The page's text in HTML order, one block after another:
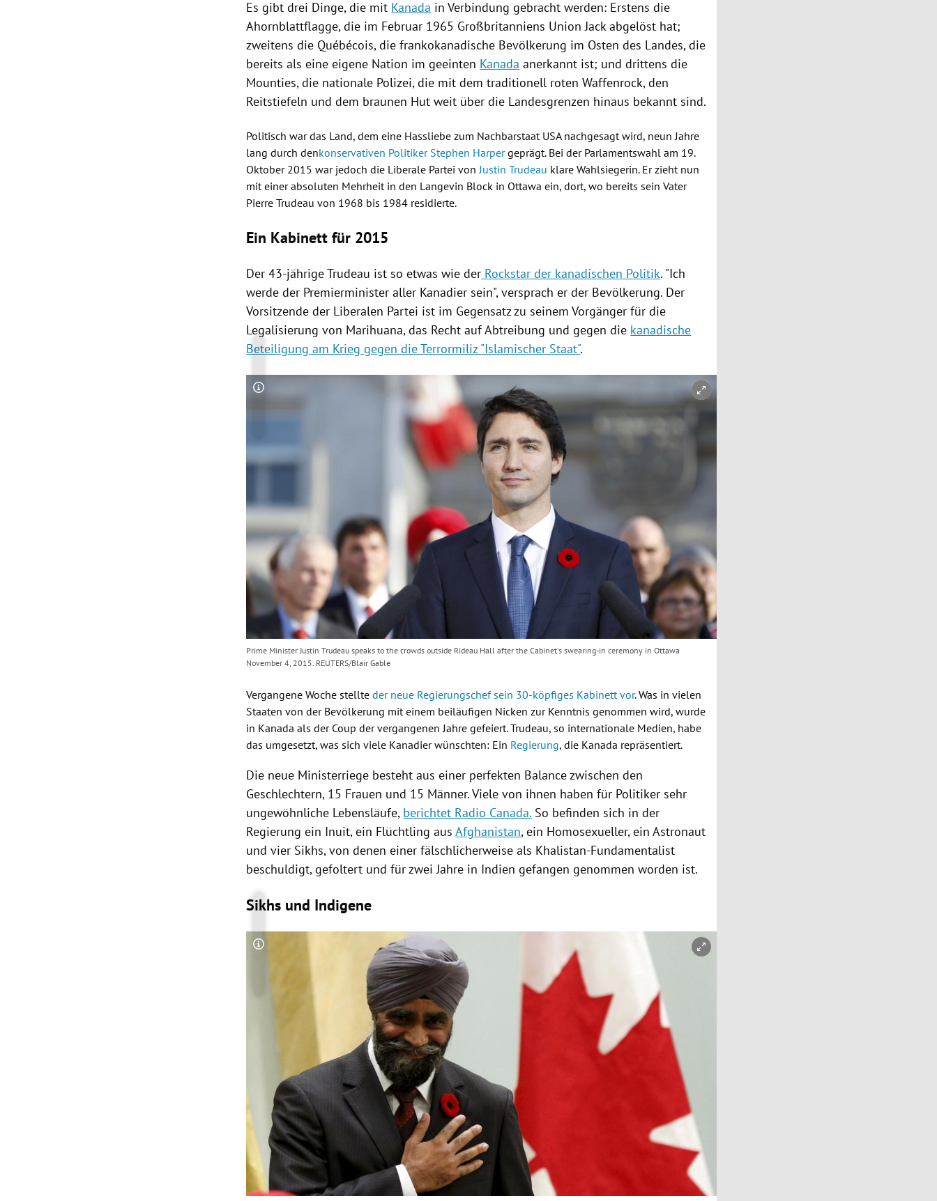
Es gibt drei Dinge, die mit Kanada in Verbindung gebracht werden: Erstens die
Ahornblattflagge, die im Februar 1965 Großbritanniens Union Jack abgelöst hat;
zweitens die Québécois, die frankokanadische Bevölkerung im Osten des Landes, die
bereits als eine eigene Nation im geeinten Kanada anerkannt ist; und drittens die
Mounties, die nationale Polizei, die mit dem traditionell roten Waffenrock, den
Reitstiefeln und dem braunen Hut weit über die Landesgrenzen hinaus bekannt sind.
Politisch war das Land, dem eine Hassliebe zum Nachbarstaat USAnachgesagt wird, neun Jahre
lang durch denkonservativen Politiker Stephen Harpergeprägt. Bei der Parlamentswahl am 19.
Oktober 2015 war jedoch die Liberale Partei vonJustin Trudeau klare Wahlsiegerin. Er zieht nun
mit einer absoluten Mehrheit in den Langevin Block inOttawa ein, dort, wo bereits sein Vater
Pierre Trudeau von 1968 bis 1984 residierte.
Ein Kabinett für 2015
Der 43-jährige Trudeau ist so etwas wie der Rockstar der kanadischen Politik. "Ich
werde der Premierminister aller Kanadier sein", versprach er der Bevölkerung. Der
Vorsitzende der Liberalen Partei ist im Gegensatz zu seinem Vorgänger für die
Legalisierung von Marihuana, das Recht auf Abtreibung und gegen die kanadische
Beteiligung am Krieg gegen die Terrormiliz "Islamischer Staat".
Copyright-Hinweis öffnen/schließen
Prime Minister Justin Trudeau speaks to the crowds outside Rideau Hall after the Cabinet's swearing-in ceremony in Ottawa
November 4, 2015. REUTERS/Blair Gable
Vergangene Woche stellte der neue Regierungschef sein 30-köpfiges Kabinett vor. Was in vielen
Staaten von der Bevölkerung mit einem beiläufigen Nicken zur Kenntnis genommen wird, wurde
in Kanada als der Coup der vergangenen Jahre gefeiert. Trudeau, so internationale Medien, habe
das umgesetzt, was sich viele Kanadier wünschten: Ein Regierung, die Kanada repräsentiert.
Die neue Ministerriege besteht aus einer perfekten Balance zwischen den
Geschlechtern, 15 Frauen und 15 Männer. Viele von ihnen haben für Politiker sehr
ungewöhnliche Lebensläufe, berichtet Radio Canada. So befinden sich in der
Regierung ein Inuit, ein Flüchtling ausAfghanistan, ein Homosexueller, ein Astronaut
und vier Sikhs, von denen einer fälschlicherweise als Khalistan-Fundamentalist
beschuldigt, gefoltert und für zwei Jahre in Indien gefangen genommen worden ist.
Sikhs und Indigene
Copyright-Hinweis öffnen/schließen